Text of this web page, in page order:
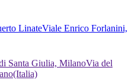
LinateViale Enrico Forlanini,
Santa Giulia, MilanoVia del
(Italia)